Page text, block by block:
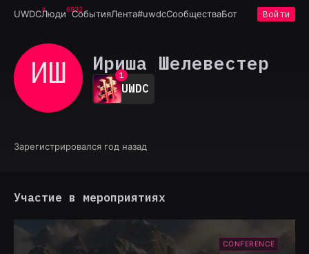
UWDCЛюди6932
СобытияЛента#uwdcСообществаБот Войти
ИШ Ириша Шелевестер
0
1
2
3
6
UWDC
Зарегистрировался год назад
Участие в мероприятиях
CONFERENCE